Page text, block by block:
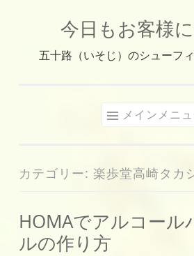
ッ
今日もお客様
五十路（いそじ）のシューフ
メインメニ
カテゴリー: 楽歩堂高崎タカ
HOMAでアルコール
ルの作り方